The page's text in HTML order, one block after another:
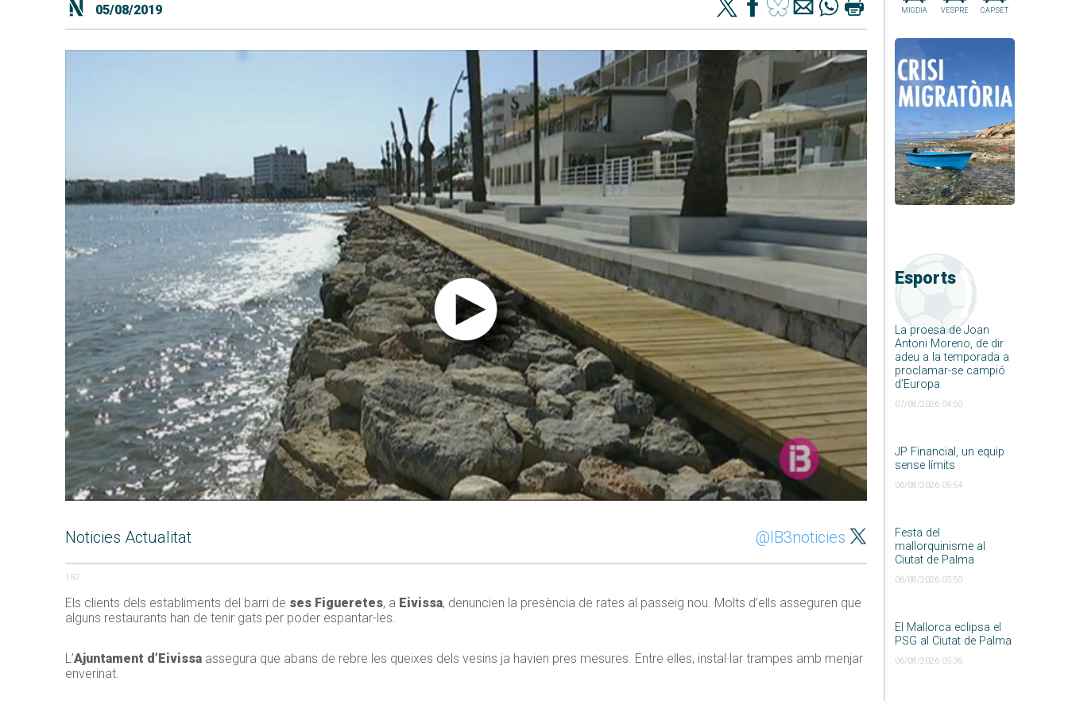
MIGDIA VESPRE CAP.SET
Esports
La proesa de Joan
Antoni Moreno, de dir
adeu a la temporada a
proclamar-se campió
d’Europa
07/08/2026 04:50
JP Financial, un equip
sense límits
06/08/2026 05:54
Festa del
mallorquinisme al
Ciutat de Palma
06/08/2026 05:50
El Mallorca eclipsa el
PSG al Ciutat de Palma
06/08/2026 05:36
05/08/2019
Noticies Actualitat @IB3noticies
157
Els clients dels establiments del barri de ses Figueretes, a Eivissa, denuncien la presència de rates al passeig nou. Molts d’ells asseguren que
alguns restaurants han de tenir gats per poder espantar-les.
L’Ajuntament d’Eivissa assegura que abans de rebre les queixes dels vesins ja havien pres mesures. Entre elles, instal·lar trampes amb menjar
enverinat.